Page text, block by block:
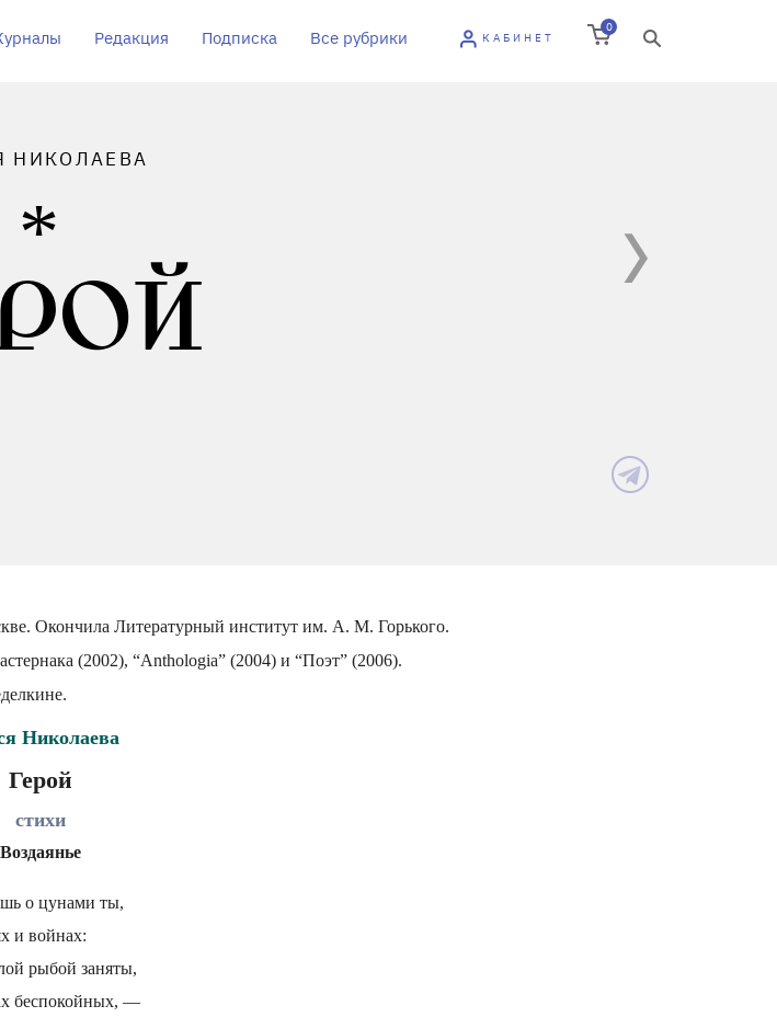
Редакция Подписка Все рубрики КАБИНЕТ
0
НИКОЛАЕВА
Окончила Литературный институт им. А. М. Горького.
(2002), “Anthologia” (2004) и “Поэт” (2006).
Николаева
Герой
стихи
Воздаянье
о цунами ты,
и войнах:
рыбой заняты,
беспокойных, —